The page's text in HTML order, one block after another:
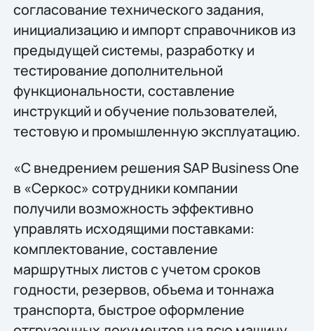
согласование технического задания,
инициализацию и импорт справочников из
предыдущей системы, разработку и
тестирование дополнительной
функциональности, составление
инструкций и обучение пользователей,
тестовую и промышленную эксплуатацию.
«С внедрением решения SAP Business One
в «Серкос» сотрудники компании
получили возможность эффективно
управлять исходящими поставками:
комплектование, составление
маршрутных листов с учетом сроков
годности, резервов, объема и тоннажа
транспорта, быстрое оформление